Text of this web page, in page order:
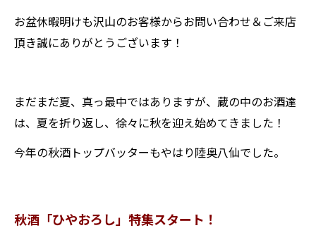
お盆休暇明けも沢山のお客様からお問い合わせ＆ご来店
頂き誠にありがとうございます！
まだまだ夏、真っ最中ではありますが、蔵の中のお酒達
は、夏を折り返し、徐々に秋を迎え始めてきました！
今年の秋酒トップバッターもやはり陸奥八仙でした。
秋酒「ひやおろし」特集スタート！